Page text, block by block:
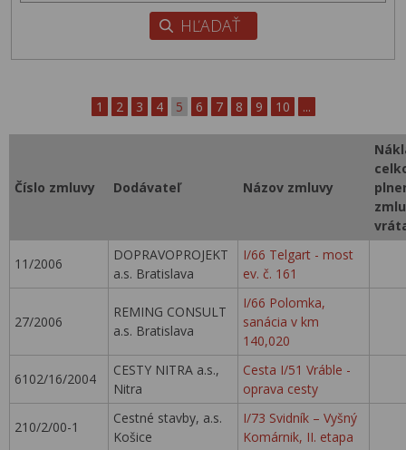
1 2 3 4 5 6 7 8 9 10 ...
Číslo zmluvy Dodávateľ Názov zmluvy
11/2006
DOPRAVOPROJEKT
a.s. Bratislava
I/66 Telgart - most
ev. č. 161
27/2006
REMING CONSULT
a.s. Bratislava
I/66 Polomka,
sanácia v km
140,020
6102/16/2004
CESTY NITRA a.s.,
Nitra
Cesta I/51 Vráble -
oprava cesty
210/2/00-1
Cestné stavby, a.s.
Košice
I/73 Svidník – Vyšný
Komárnik, II. etapa